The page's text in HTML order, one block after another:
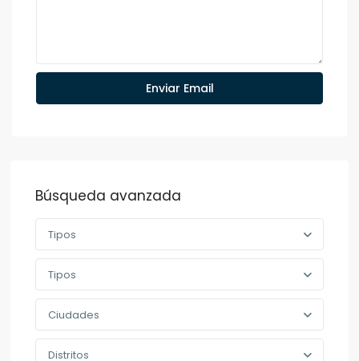
Búsqueda avanzada
Tipos
Tipos
Ciudades
Distritos